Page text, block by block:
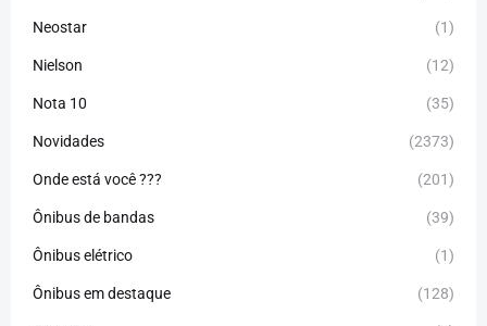
Neostar (1)
Nielson (12)
Nota 10 (35)
Novidades (2373)
Onde está você ??? (201)
Ônibus de bandas (39)
Ônibus elétrico (1)
Ônibus em destaque (128)